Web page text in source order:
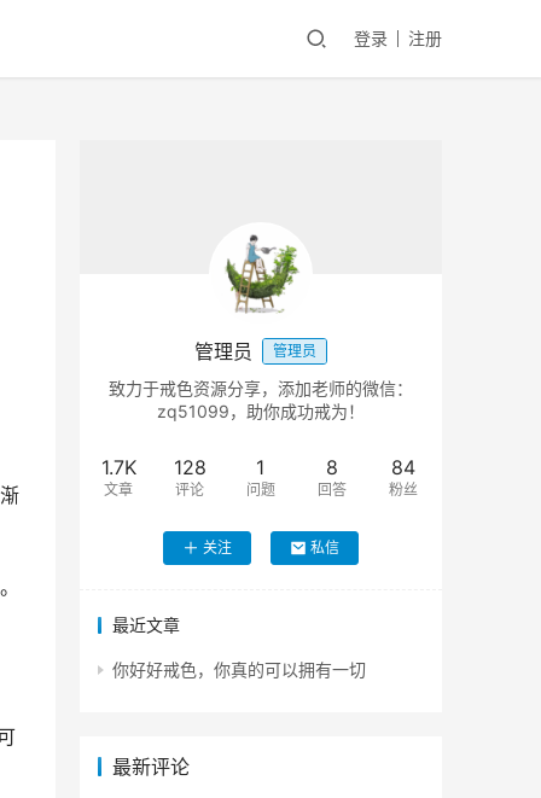
登录 注册
管理员 管理员
致力于戒色资源分享，添加老师的微信：
zq51099，助你成功戒为！
1.7K
文章
128
评论
1
问题
8
回答
84
粉丝
关注 私信
最近文章
你好好戒色，你真的可以拥有一切
最新评论